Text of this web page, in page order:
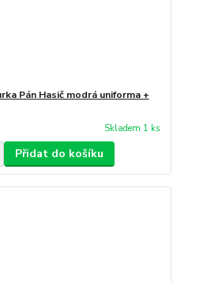
Pán Hasič modrá uniforma +
Skladem 1 ks
Přidat do košíku